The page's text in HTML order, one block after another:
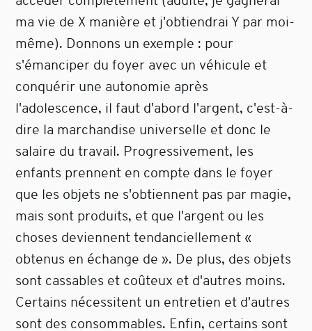
ma vie de X manière et j'obtiendrai Y par moi-
même). Donnons un exemple : pour
s'émanciper du foyer avec un véhicule et
conquérir une autonomie après
l'adolescence, il faut d'abord l'argent, c'est-à-
dire la marchandise universelle et donc le
salaire du travail. Progressivement, les
enfants prennent en compte dans le foyer
que les objets ne s'obtiennent pas par magie,
mais sont produits, et que l'argent ou les
choses deviennent tendanciellement «
obtenus en échange de ». De plus, des objets
sont cassables et coûteux et d'autres moins.
Certains nécessitent un entretien et d'autres
sont des consommables. Enfin, certains sont